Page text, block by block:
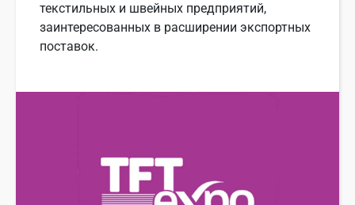
текстильных и швейных предприятий,
заинтересованных в расширении экспортных
поставок.